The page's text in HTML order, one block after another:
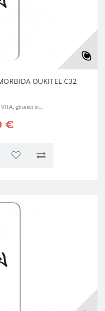
OUKITEL C32
gli unici in...
€